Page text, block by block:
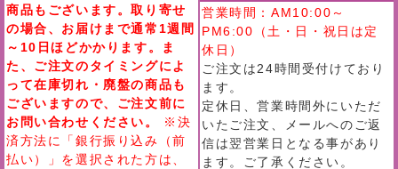
商品もございます。取り寄せ
の場合、お届けまで通常1週間
～10日ほどかかります。ま
た、ご注文のタイミングによ
って在庫切れ・廃盤の商品も
ございますので、ご注文前に
お問い合わせください。
※決
済方法に「銀行振り込み（前
払い）」を選択された方は、
営業時間：AM10:00～
PM6:00（土・日・祝日は定
休日）
ご注文は24時間受付けており
ます。
定休日、営業時間外にいただ
いたご注文、メールへのご返
信は翌営業日となる事があり
ます。ご了承ください。